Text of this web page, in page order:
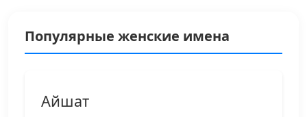
Популярные женские имена
Айшат